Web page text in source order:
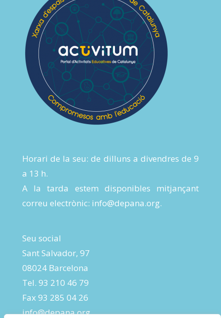
Horari de la seu: de dilluns a divendres de 9
a 13 h.
A la tarda estem disponibles mitjançant
correu electrònic: info@depana.org.
Seu social
Sant Salvador, 97
08024 Barcelona
Tel. 93 210 46 79
Fax 93 285 04 26
info@depana.org